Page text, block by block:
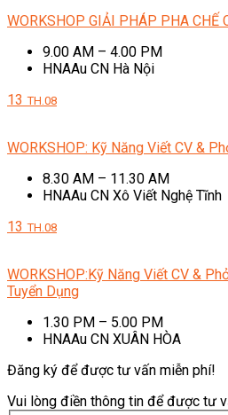
WORKSHOP GIẢI PHÁP PHA CHẾ
9.00 AM – 4.00 PM
HNAAu CN Hà Nội
13 TH.08
WORKSHOP: Kỹ Năng Viết CV &
8.30 AM – 11.30 AM
HNAAu CN Xô Viết Nghệ Tĩnh
13 TH.08
WORKSHOP:Kỹ Năng Viết CV &
Tuyển Dụng
1.30 PM – 5.00 PM
HNAAu CN XUÂN HÒA
Đăng ký để được tư vấn miễn phí!
Vui lòng điền thông tin để được tư